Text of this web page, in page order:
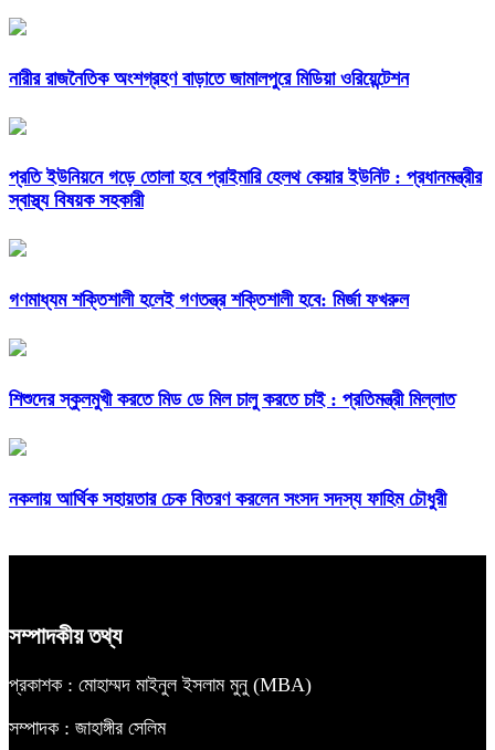
নারীর রাজনৈতিক অংশগ্রহণ বাড়াতে জামালপুরে মিডিয়া ওরিয়েন্টেশন
প্রতি ইউনিয়নে গড়ে তোলা হবে প্রাইমারি হেলথ কেয়ার ইউনিট : প্রধানমন্ত্রীর
স্বাস্থ্য বিষয়ক সহকারী
গণমাধ্যম শক্তিশালী হলেই গণতন্ত্র শক্তিশালী হবে: মির্জা ফখরুল
শিশুদের স্কুলমুখী করতে মিড ডে মিল চালু করতে চাই : প্রতিমন্ত্রী মিল্লাত
নকলায় আর্থিক সহায়তার চেক বিতরণ করলেন সংসদ সদস্য ফাহিম চৌধুরী
সম্পাদকীয় তথ্য
প্রকাশক : মোহাম্মদ মাইনুল ইসলাম মুনু (MBA)
সম্পাদক : জাহাঙ্গীর সেলিম